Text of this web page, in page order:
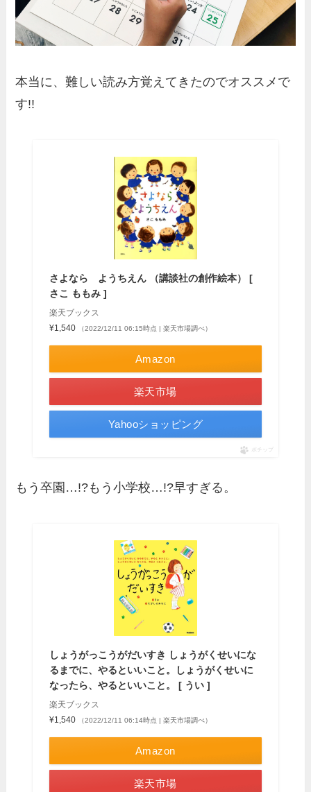
本当に、難しい読み方覚えてきたのでオススメで
す!!
さよなら ようちえん （講談社の創作絵本） [
さこ ももみ ]
楽天ブックス
¥1,540
（2022/12/11 06:15時点 | 楽天市場調べ）
Amazon
楽天市場
Yahooショッピング
ポチップ
もう卒園…!?もう小学校…!?早すぎる。
しょうがっこうがだいすき しょうがくせいにな
るまでに、やるといいこと。しょうがくせいに
なったら、やるといいこと。 [ うい ]
楽天ブックス
¥1,540
（2022/12/11 06:14時点 | 楽天市場調べ）
Amazon
楽天市場